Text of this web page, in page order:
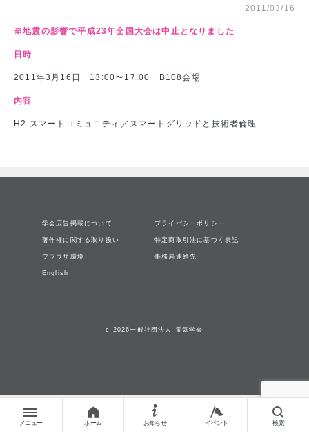
メニュー ホーム お知らせ イベント 検索
2011/03/16
※地震の影響で平成23年全国大会は中止となりました
日時
2011年3月16日 13:00〜17:00 B108会場
内容
H2 スマートコミュニティ／スマートグリッドと技術者倫理
学会広告掲載について プライバシーポリシー
著作権に関する取り扱い 特定商取引法に基づく表記
ブラウザ環境 事務局連絡先
English
c 2026一般社団法人 電気学会